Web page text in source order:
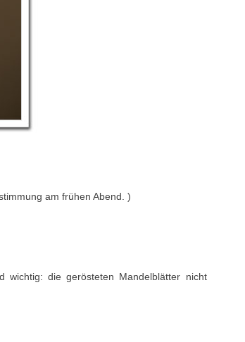
am frühen Abend. )
wichtig: die gerösteten Mandelblätter nicht